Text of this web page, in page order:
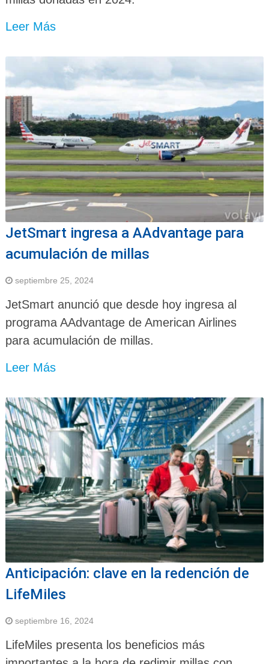
Leer Más
JetSmart ingresa a AAdvantage para
acumulación de millas
septiembre 25, 2024
JetSmart anunció que desde hoy ingresa al
programa AAdvantage de American Airlines
para acumulación de millas.
Leer Más
Anticipación: clave en la redención de
LifeMiles
septiembre 16, 2024
LifeMiles presenta los beneficios más